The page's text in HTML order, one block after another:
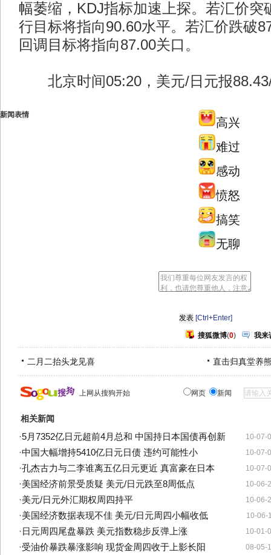
幅萎缩，KDJ指标加速上探。若汇价突
行目标将指向90.60水平。若汇价跌破
回调目标将指向87.00关口。
北京时间05:20，美元/日元报
新闻表情
高兴
难过
感动
愤怒
搞笑
无聊
[Ctrl+Enter]
搜狐微博(0) 我来
二月二抬头龙见喜 直击归真堂养
上网从搜狗开始 网页 新闻
相关新闻
10-07-
·5月7352亿日元超前4月总和 中国持日本国债再创新
10-07-
·中国大幅增持5410亿日元日债 违约可能性小
10-07-
·孔杰古力与二李谁离五亿日元更近 真富豪在日本
10-06-
·美国经济前景受质疑 美元/日元跌至8周低点
10-06-
·美元/日元外汇期权周四持平
10-06-
·美国经济数据表现不佳 美元/日元周四小幅收低
10-01-
· 日元周四尾盘暴跌 美元指数稳步反弹上涨
08-05-
·受油价暴跌暴涨影响 现货金周四收于上影长阳